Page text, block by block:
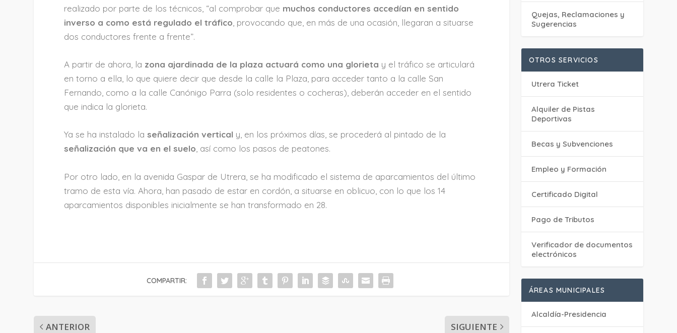
realizado por parte de los técnicos, “al comprobar que muchos conductores accedían en sentido
inverso a como está regulado el tráfico , provocando que, en más de una ocasión, llegaran a situarse
dos conductores frente a frente”.
A partir de ahora, la zona ajardinada de la plaza actuará como una glorieta y el tráfico se articulará
en torno a ella, lo que quiere decir que desde la calle la Plaza, para acceder tanto a la calle San
Fernando, como a la calle Canónigo Parra (solo residentes o cocheras), deberán acceder en el sentido
que indica la glorieta.
Ya se ha instalado la señalización vertical y, en los próximos días, se procederá al pintado de la
señalización que va en el suelo, así como los pasos de peatones.
Por otro lado, en la avenida Gaspar de Utrera, se ha modificado el sistema de aparcamientos del último
tramo de esta vía. Ahora, han pasado de estar en cordón, a situarse en oblicuo, con lo que los 14
aparcamientos disponibles inicialmente se han transformado en 28.
COMPARTIR:
ANTERIOR SIGUIENTE
Quejas, Reclamaciones y
Sugerencias
OTROS SERVICIOS
Utrera Ticket
Alquiler de Pistas
Deportivas
Becas y Subvenciones
Empleo y Formación
Certificado Digital
Pago de Tributos
Verificador de documentos
electrónicos
ÁREAS MUNICIPALES
Alcaldía-Presidencia